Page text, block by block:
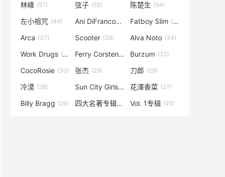
林峰 (57) 弦子 (55) 陈楚生 (54)
左小祖咒 (44) Ani DiFranco(40) Fatboy Slim (37)
Arca (37) Scooter (36) Alva Noto (34)
Work Drugs (34) Ferry Corsten(33)Burzum (32)
CocoRosie (30) 张杰 (29) 刀郎 (29)
冷漠 (28) Sun City Girls(28)花澤香菜 (27)
Billy Bragg (26) 四大名著专辑(25)Vol. 1专辑 (25)